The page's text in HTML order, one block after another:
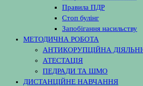
Правила ПДР
Стоп булінг
Запобігання насильству
МЕТОДИЧНА РОБОТА
АНТИКОРУПЦІЙНА
АТЕСТАЦІЯ
ПЕДРАДИ ТА ШМО
ДИСТАНЦІЙНЕ НАВЧАННЯ